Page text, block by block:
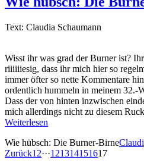
Text: Claudia Schaumann
Wisst ihr was grad der Burner ist?
riiiiiiesig, dass ihr mich hier so
immer öfter so nette Kommentare
ordentlich hummeln in meinem 32.-
Dass der von hinten inzwischen
mich allerdings nicht zu diesem
Weiterlesen
Wie hübsch: Die Burner-BirneClaudi
Zurück1 2···121314151617